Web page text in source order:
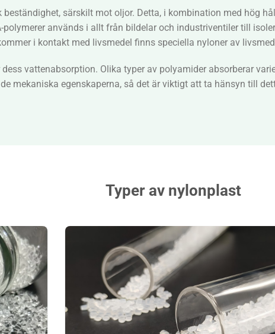
särskilt mot oljor. Detta, i kombination med hög
polymerer används i allt från bildelar och industriventiler till
i kontakt med livsmedel finns speciella nyloner av
vattenabsorption. Olika typer av polyamider absorberar
mekaniska egenskaperna, så det är viktigt att ta hänsyn till
Typer av nylonplast